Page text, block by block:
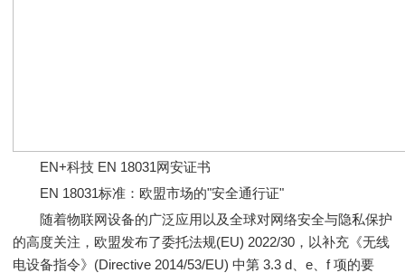
EN+科技 EN 18031网安证书
EN 18031标准：欧盟市场的"安全通行证"
随着物联网设备的广泛应用以及全球对网络安全与隐私保护
的高度关注，欧盟发布了委托法规(EU) 2022/30，以补充《无线
电设备指令》(Directive 2014/53/EU) 中第 3.3 d、e、f 项的要